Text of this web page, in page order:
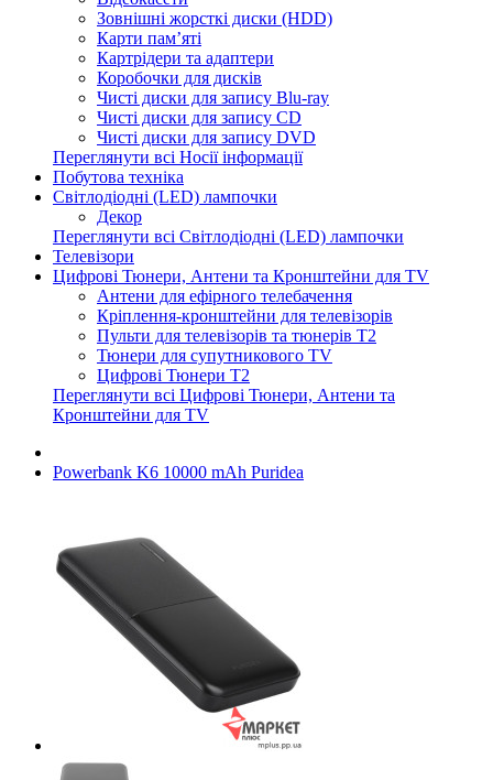
Зовнішні жорсткі диски (HDD)
Карти пам’яті
Картрідери та адаптери
Коробочки для дисків
Чисті диски для запису Blu-ray
Чисті диски для запису CD
Чисті диски для запису DVD
Переглянути всі Носії інформації
Побутова техніка
Світлодіодні (LED) лампочки
Декор
Переглянути всі Світлодіодні (LED) лампочки
Телевізори
Цифрові Тюнери, Антени та Кронштейни для TV
Антени для ефірного телебачення
Кріплення-кронштейни для телевізорів
Пульти для телевізорів та тюнерів T2
Тюнери для супутникового TV
Цифрові Тюнери T2
Переглянути всі Цифрові Тюнери, Антени та
Кронштейни для TV
Powerbank K6 10000 mAh Puridea